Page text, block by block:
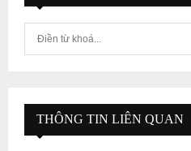
f
THÔNG TIN LIÊN QUAN